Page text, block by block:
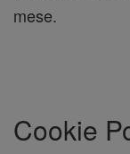
mese.
Cookie